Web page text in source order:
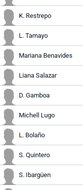
K. Restrepo
L. Tamayo
Mariana Benavides
Liana Salazar
D. Gamboa
Michell Lugo
L. Bolaño
S. Quintero
S. Ibargüen